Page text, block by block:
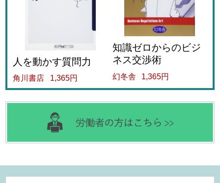
人を動かす質問力
角川書店 1,365円
知識ゼロからのビジ
ネス交渉術
幻冬舎 1,365円